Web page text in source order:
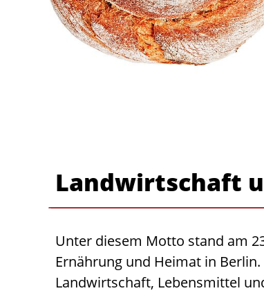
Landwirtschaft
Unter diesem Motto stand am
Ernährung und Heimat in
Landwirtschaft, Lebensmittel